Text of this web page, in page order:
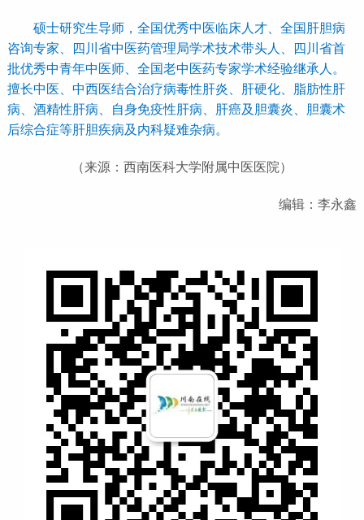
硕士研究生导师，全国优秀中医临床人才、全国肝胆病
咨询专家、四川省中医药管理局学术技术带头人、四川省首
批优秀中青年中医师、全国老中医药专家学术经验继承人。
擅长中医、中西医结合治疗病毒性肝炎、肝硬化、脂肪性肝
病、酒精性肝病、自身免疫性肝病、肝癌及胆囊炎、胆囊术
后综合症等肝胆疾病及内科疑难杂病。
（来源：西南医科大学附属中医医院）
编辑：李永鑫